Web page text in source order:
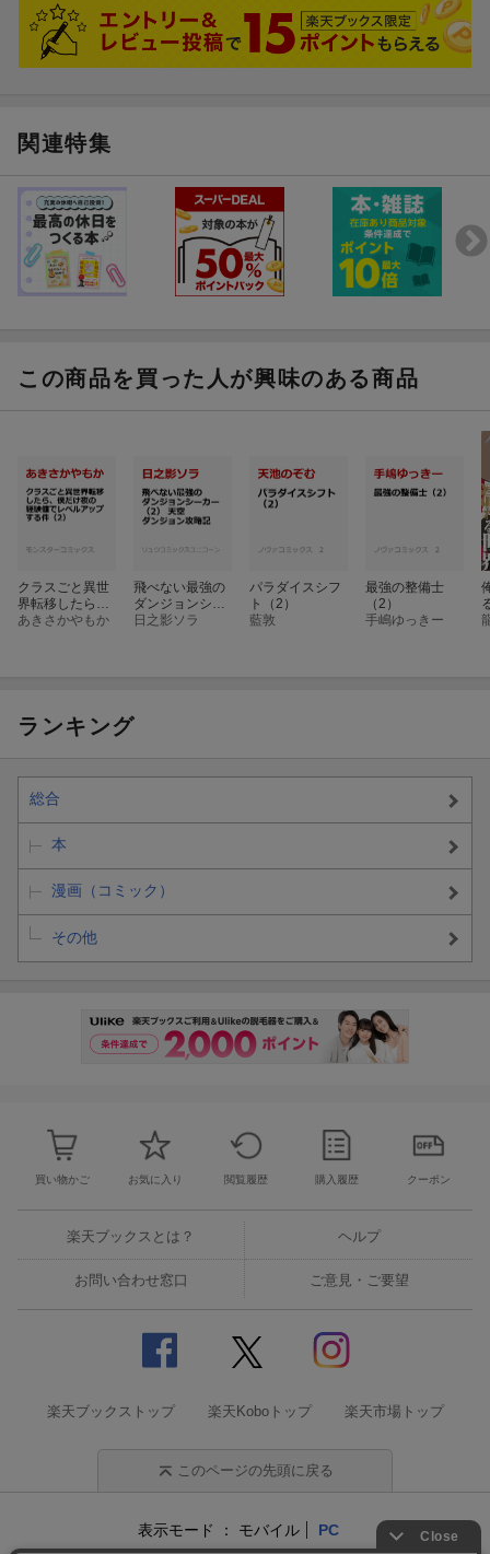
関連特集
この商品を買った人が興味のある商品
クラスごと異世
界転移したら、
僕だけ夜の経験
あきさかやもか
飛べない最強の
ダンジョンシー
カー（2） 天
日之影ソラ
パラダイスシフ
ト（2）
藍敦
最強の整備士
（2）
手嶋ゆっきー
ランキング
総合
本
漫画（コミック）
その他
買い物かご お気に入り 閲覧履歴 購入履歴 クーポン
楽天ブックスとは？ ヘルプ
お問い合わせ窓口 ご意見・ご要望
楽天ブックストップ 楽天Koboトップ 楽天市場トップ
このページの先頭に戻る
表示モード モバイル PC